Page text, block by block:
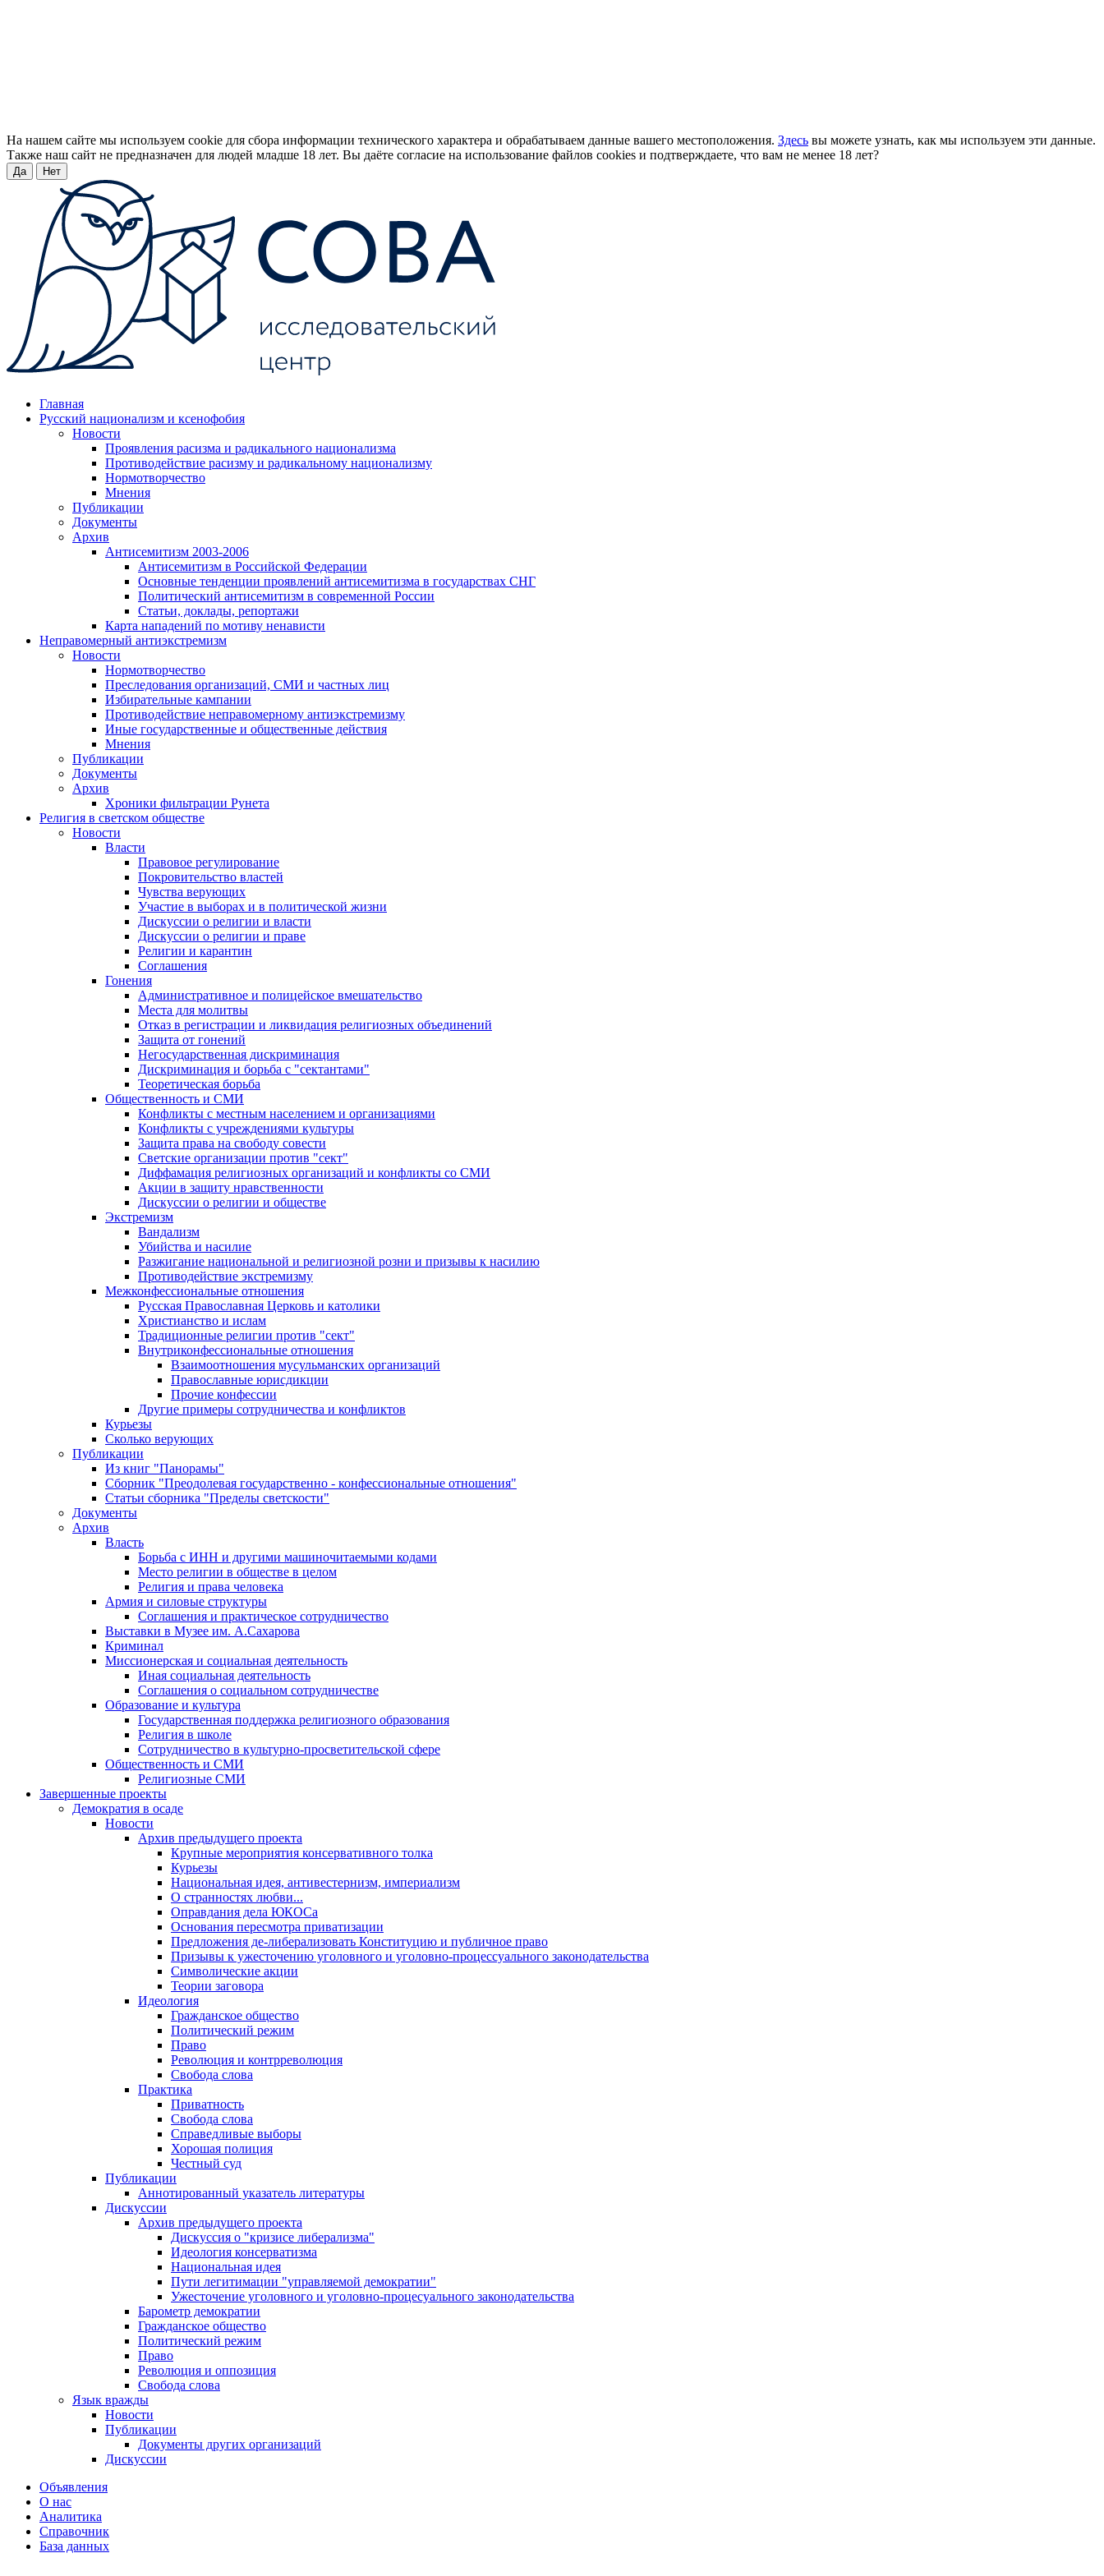
На нашем сайте мы используем cookie для сбора информации технического характера и обрабатываем данные вашего местоположения. Здесь вы можете узнать, как мы используем эти данные.
Также наш сайт не предназначен для людей младше 18 лет. Вы даёте согласие на использование файлов cookies и подтверждаете, что вам не менее 18 лет?
Да Нет
Главная
Русский национализм и ксенофобия
Новости
Проявления расизма и радикального национализма
Противодействие расизму и радикальному национализму
Нормотворчество
Мнения
Публикации
Документы
Архив
Антисемитизм 2003-2006
Антисемитизм в Российской Федерации
Основные тенденции проявлений антисемитизма в государствах СНГ
Политический антисемитизм в современной России
Статьи, доклады, репортажи
Карта нападений по мотиву ненависти
Неправомерный антиэкстремизм
Новости
Нормотворчество
Преследования организаций, СМИ и частных лиц
Избирательные кампании
Противодействие неправомерному антиэкстремизму
Иные государственные и общественные действия
Мнения
Публикации
Документы
Архив
Хроники фильтрации Рунета
Религия в светском обществе
Новости
Власти
Правовое регулирование
Покровительство властей
Чувства верующих
Участие в выборах и в политической жизни
Дискуссии о религии и власти
Дискуссии о религии и праве
Религии и карантин
Соглашения
Гонения
Административное и полицейское вмешательство
Места для молитвы
Отказ в регистрации и ликвидация религиозных объединений
Защита от гонений
Негосударственная дискриминация
Дискриминация и борьба с "сектантами"
Теоретическая борьба
Общественность и СМИ
Конфликты с местным населением и организациями
Конфликты с учреждениями культуры
Защита права на свободу совести
Светские организации против "сект"
Диффамация религиозных организаций и конфликты со СМИ
Акции в защиту нравственности
Дискуссии о религии и обществе
Экстремизм
Вандализм
Убийства и насилие
Разжигание национальной и религиозной розни и призывы к насилию
Противодействие экстремизму
Межконфессиональные отношения
Русская Православная Церковь и католики
Христианство и ислам
Традиционные религии против "сект"
Внутриконфессиональные отношения
Взаимоотношения мусульманских организаций
Православные юрисдикции
Прочие конфессии
Другие примеры сотрудничества и конфликтов
Курьезы
Сколько верующих
Публикации
Из книг "Панорамы"
Сборник "Преодолевая государственно - конфессиональные отношения"
Статьи сборника "Пределы светскости"
Документы
Архив
Власть
Борьба с ИНН и другими машиночитаемыми кодами
Место религии в обществе в целом
Религия и права человека
Армия и силовые структуры
Соглашения и практическое сотрудничество
Выставки в Музее им. А.Сахарова
Криминал
Миссионерская и социальная деятельность
Иная социальная деятельность
Соглашения о социальном сотрудничестве
Образование и культура
Государственная поддержка религиозного образования
Религия в школе
Сотрудничество в культурно-просветительской сфере
Общественность и СМИ
Религиозные СМИ
Завершенные проекты
Демократия в осаде
Новости
Архив предыдущего проекта
Крупные мероприятия консервативного толка
Курьезы
Национальная идея, антивестернизм, империализм
О странностях любви...
Оправдания дела ЮКОСа
Основания пересмотра приватизации
Предложения де-либерализовать Конституцию и публичное право
Призывы к ужесточению уголовного и уголовно-процессуального законодательства
Символические акции
Теории заговора
Идеология
Гражданское общество
Политический режим
Право
Революция и контрреволюция
Свобода слова
Практика
Приватность
Свобода слова
Справедливые выборы
Хорошая полиция
Честный суд
Публикации
Аннотированный указатель литературы
Дискуссии
Архив предыдущего проекта
Дискуссия о "кризисе либерализма"
Идеология консерватизма
Национальная идея
Пути легитимации "управляемой демократии"
Ужесточение уголовного и уголовно-процесуального законодательства
Барометр демократии
Гражданское общество
Политический режим
Право
Революция и оппозиция
Свобода слова
Язык вражды
Новости
Публикации
Документы других организаций
Дискуссии
Объявления
О нас
Аналитика
Справочник
База данных